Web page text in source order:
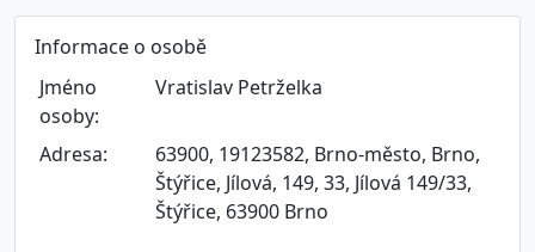
Informace o osobě
Jméno
osoby:
Vratislav Petrželka
Adresa:
63900, 19123582, Brno-město, Brno,
Štýřice, Jílová, 149, 33, Jílová 149/33,
Štýřice, 63900 Brno